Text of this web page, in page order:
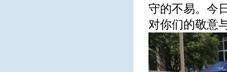
守的不易。今
对你们的敬意